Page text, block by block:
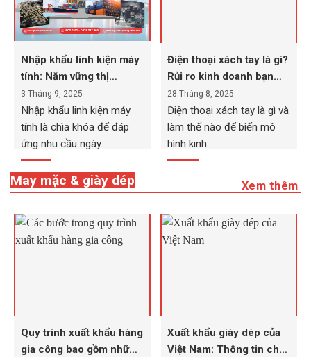
Nhập khẩu linh kiện máy
tính: Nắm vững thị
trường và thủ tục
3 Tháng 9, 2025
Nhập khẩu linh kiện máy
tính là chìa khóa để đáp
ứng nhu cầu ngày...
Điện thoại xách tay là gì?
Rủi ro kinh doanh bạn
cần biết!
28 Tháng 8, 2025
Điện thoại xách tay là gì và
làm thế nào để biến mô
hình kinh...
May mặc & giày dép Xem thêm
Quy trình xuất khẩu hàng
gia công bao gồm những
Xuất khẩu giày dép của
Việt Nam: Thông tin cho